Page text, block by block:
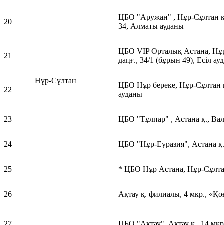
Нұр-Сұлтан
20
ЦБО "Аружан" , Нұр-Сұлтан
34, Алматы ауданы
21
ЦБО VIP Орталық Астана,
даңғ., 34/1 (бұрын 49), Есіл
22
ЦБО Нұр береке, Нұр-
ауданы
23 ЦБО "Тұлпар" , Астана қ.,
24 ЦБО "Нұр-Еуразия", Астана
25 * ЦБО Нұр Астана, Нұр-
26 Ақтау қ. филиалы, 4 мкр.,
27 ЦБО "Ақтау", Ақтау қ., 14